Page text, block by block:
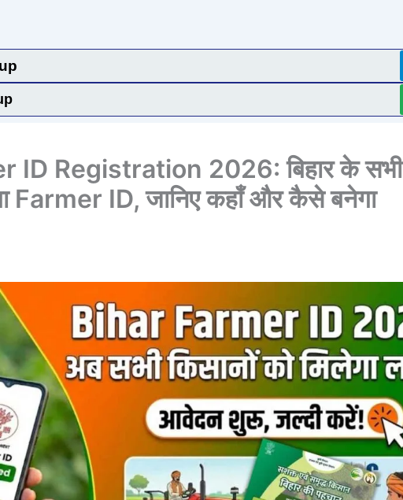
ID Registration 2026: बिहार के सभी
Farmer ID, जानिए कहाँ और कैसे बनेगा